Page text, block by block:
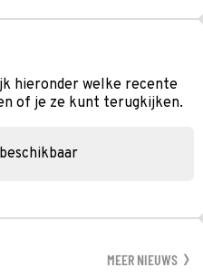
hieronder welke recente
of je ze kunt terugkijken.
MEER NIEUWS